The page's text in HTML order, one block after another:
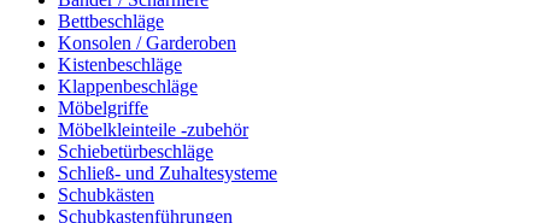
Bettbeschläge
Konsolen / Garderoben
Kistenbeschläge
Klappenbeschläge
Möbelgriffe
Möbelkleinteile -zubehör
Schiebetürbeschläge
Schließ- und Zuhaltesysteme
Schubkästen
Schubkastenführungen